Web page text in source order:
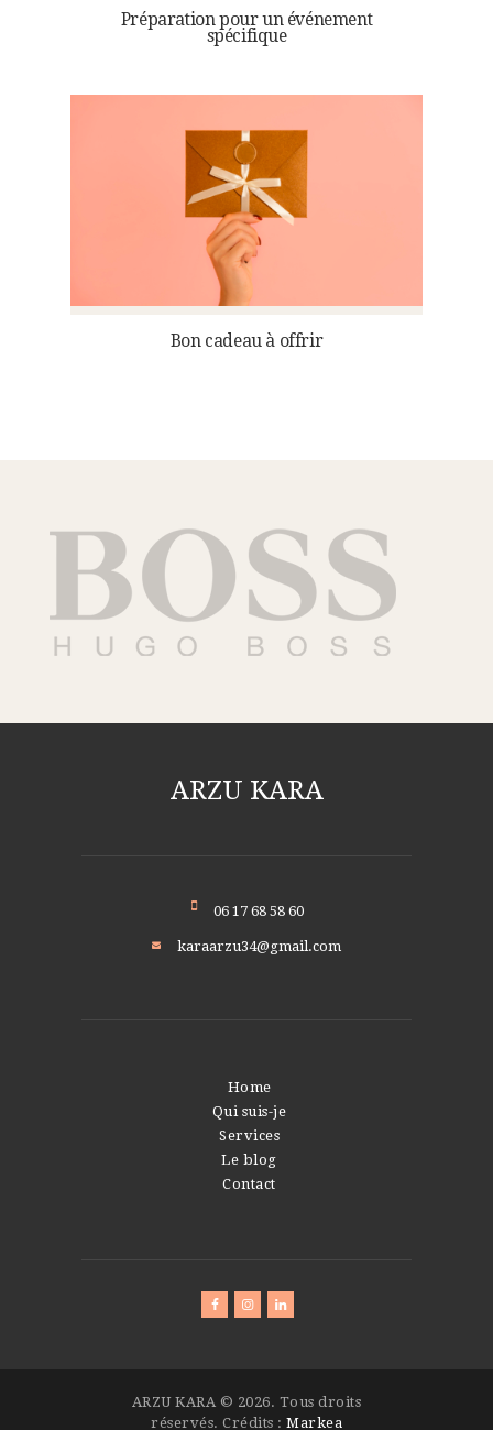
Préparation pour un événement
spécifique
Bon cadeau à offrir
ARZU KARA
06 17 68 58 60
karaarzu34@gmail.com
Home
Qui suis-je
Services
Le blog
Contact
ARZU KARA © 2026. Tous droits
réservés. Crédits : Markea